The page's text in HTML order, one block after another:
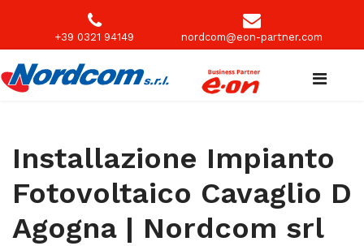
+39 0321 94149 nordcom@eon-partner.com
Installazione Impianto
Fotovoltaico Cavaglio D
Agogna | Nordcom srl